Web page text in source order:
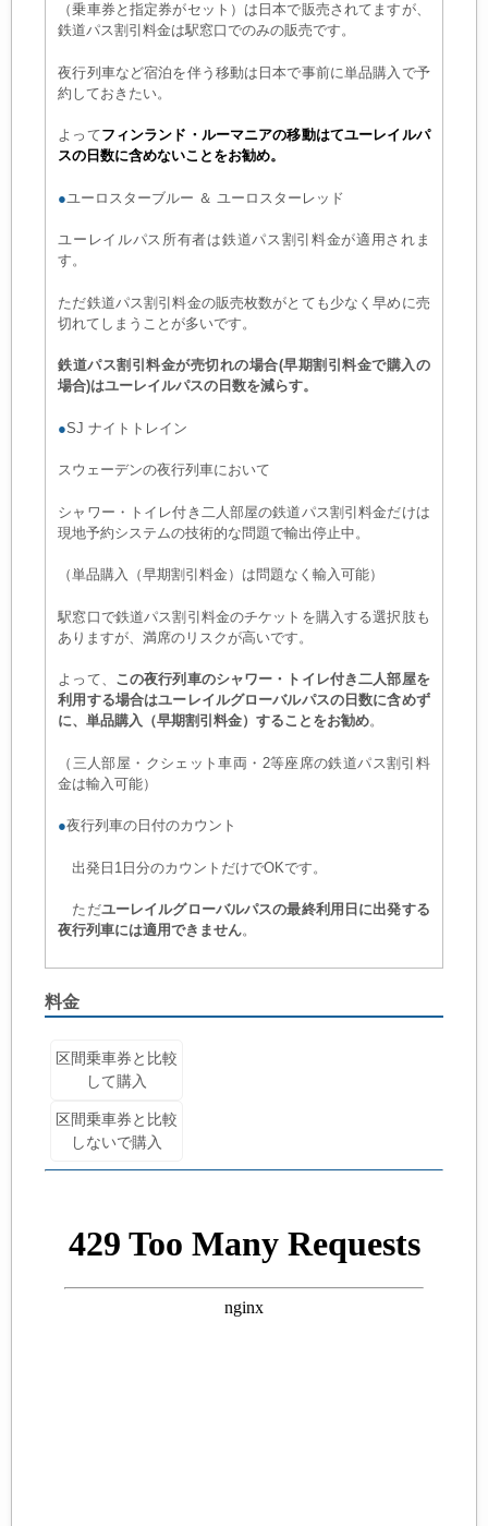
（乗車券と指定券がセット）は日本で販売されてますが、
鉄道パス割引料金は駅窓口でのみの販売です。
夜行列車など宿泊を伴う移動は日本で事前に単品購入で予
約しておきたい。
よってフィンランド・ルーマニアの移動はてユーレイルパ
スの日数に含めないことをお勧め。
● ユーロスターブルー ＆ ユーロスターレッド
ユーレイルパス所有者は鉄道パス割引料金が適用されま
す。
ただ鉄道パス割引料金の販売枚数がとても少なく早めに売
切れてしまうことが多いです。
鉄道パス割引料金が売切れの場合(早期割引料金で購入の
場合)はユーレイルパスの日数を減らす。
●SJ ナイトトレイン
スウェーデンの夜行列車において
シャワー・トイレ付き二人部屋の鉄道パス割引料金だけは
現地予約システムの技術的な問題で輸出停止中。
（単品購入（早期割引料金）は問題なく輸入可能）
駅窓口で鉄道パス割引料金のチケットを購入する選択肢も
ありますが、満席のリスクが高いです。
よって、 この夜行列車のシャワー・トイレ付き二人部屋を
利用する場合はユーレイルグローバルパスの日数に含めず
に、単品購入（早期割引料金）することをお勧め。
（三人部屋・クシェット車両・2等座席の鉄道パス割引料
金は輸入可能）
●夜行列車の日付のカウント
出発日1日分のカウントだけでOKです。
ただユーレイルグローバルパスの最終利用日に出発する
夜行列車には適用できません。
料金
区間乗車券と比較
して購入
区間乗車券と比較
しないで購入